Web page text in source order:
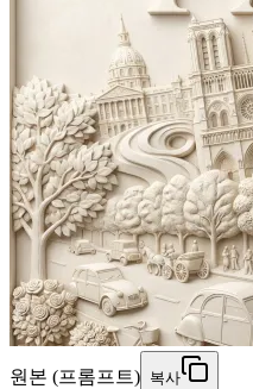
원본 (프롬프트) 복사